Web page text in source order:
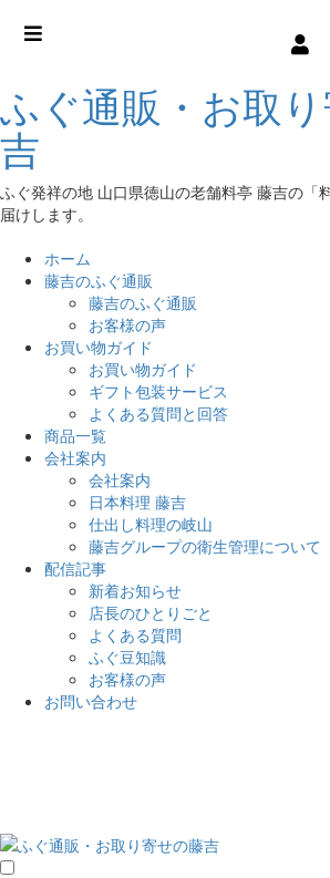
ふぐ通販・お取
吉
ふぐ発祥の地 山口県徳山の老舗料亭 藤吉の「
届けします。
ホーム
藤吉のふぐ通販
藤吉のふぐ通販
お客様の声
お買い物ガイド
お買い物ガイド
ギフト包装サービス
よくある質問と回答
商品一覧
会社案内
会社案内
日本料理 藤吉
仕出し料理の岐山
藤吉グループの衛生管理について
配信記事
新着お知らせ
店長のひとりごと
よくある質問
ふぐ豆知識
お客様の声
お問い合わせ